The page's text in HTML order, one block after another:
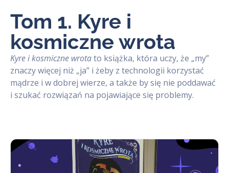
Tom 1. Kyre i
kosmiczne wrota
Kyre i kosmiczne wrotato książka, która uczy, że „my”
znaczy więcej niż „ja” i żeby z technologii korzystać
mądrze i w dobrej wierze, a także by się nie poddawać
i szukać rozwiązań na pojawiające się problemy.